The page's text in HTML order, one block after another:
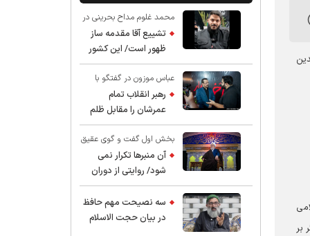
بر
محمد غلوم مداح بحرینی در
گفت و گو با عقیق:
تشییع آقا مقدمه ساز
ظهور است/ این کشور
صاحب دارد
عباس موزون در گفتگو با
عقیق:رهبر انقلاب تمام
عمرشان را مقابل ظلم
ایستادند پس نباید از
شهادت ایشان شگفت
زده شد
بخش اول گفت و گوی عقیق
با استاد حسین انصاریان:
آن منبرها تکرار نمی
شود/ روایتی از دوران
کودکی و نوجوانی این
واعظ بزرگ و نویسنده و
پژوهشگر جهان اسلام
سه نصیحت مهم حافظ
در بیان حجت الاسلام